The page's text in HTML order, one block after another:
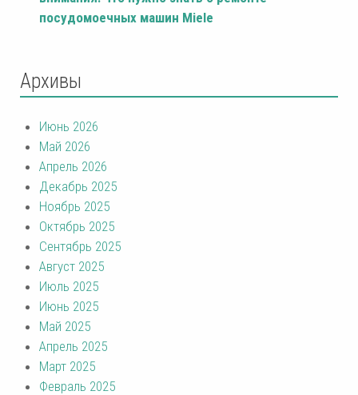
посудомоечных машин Miele
Архивы
Июнь 2026
Май 2026
Апрель 2026
Декабрь 2025
Ноябрь 2025
Октябрь 2025
Сентябрь 2025
Август 2025
Июль 2025
Июнь 2025
Май 2025
Апрель 2025
Март 2025
Февраль 2025